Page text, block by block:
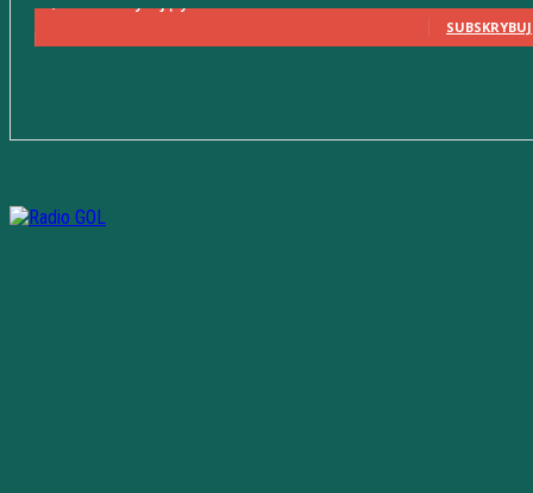
SUBSKRYBUJ